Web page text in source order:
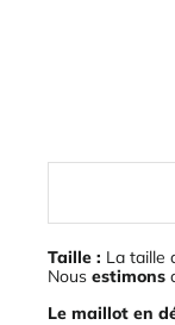
Taille : La taille
Nous estimons
Le maillot en